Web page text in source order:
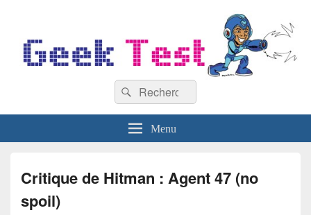
Recherche :
Rechercher
Menu
Critique de Hitman : Agent 47 (no
spoil)